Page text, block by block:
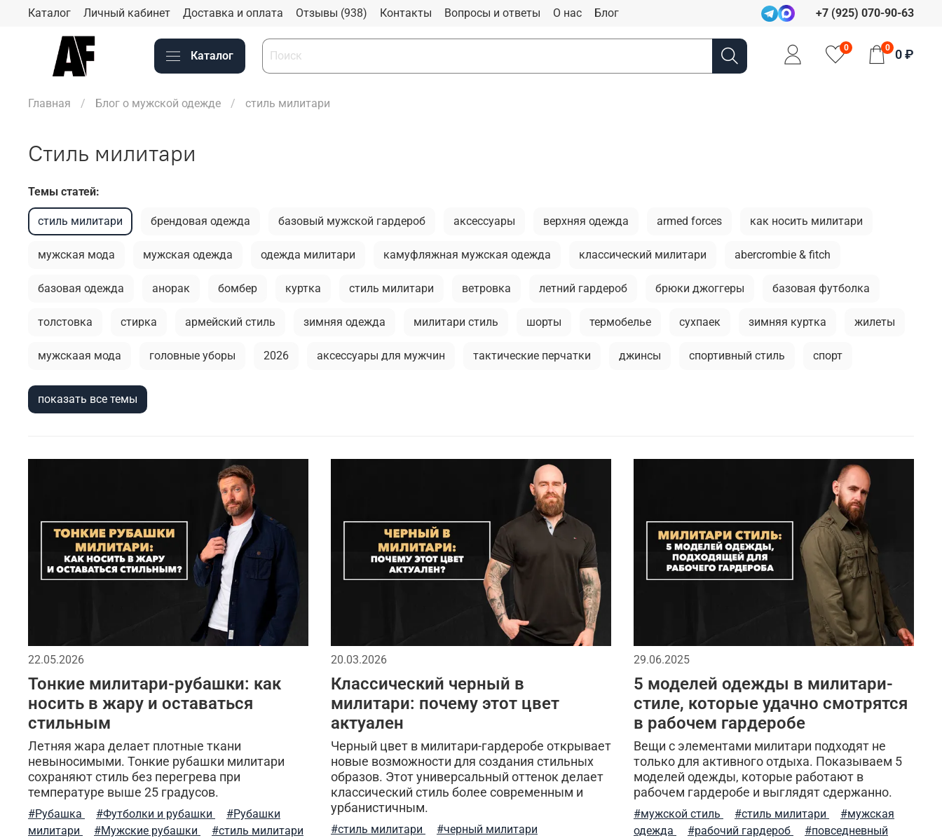
Каталог Личный кабинет Доставка и оплата Отзывы (938) Контакты Вопросы и ответы О нас Блог +7 (925) 070-90-63
Каталог
0 0 0 ₽
Главная Блог о мужской одежде стиль милитари
стиль милитари
Темы статей:
стиль милитари брендовая одежда базовый мужской гардероб аксессуары верхняя одежда armed forces как носить милитари
мужская мода мужская одежда одежда милитари камуфляжная мужская одежда классический милитари abercrombie & fitch
базовая одежда анорак бомбер куртка стиль милитари ветровка летний гардероб брюки джоггеры базовая футболка
толстовка стирка армейский стиль зимняя одежда милитари стиль шорты термобелье сухпаек зимняя куртка жилеты
мужскаая мода головные уборы 2026 аксессуары для мужчин тактические перчатки джинсы спортивный стиль спорт
кепки мужской лонгслив
кэжуал или уличный милитари универсальные футболки аляска рубашка мужские жилеты модные тренды мужские рубашки
весенние милитари образы как носить милитари в зрелом возрасте активная одежда милитари
премиальное термобелье городская мода парка демисезонная одежда мужские аксессуары спортивный милитари милитари одежда
тактический рюкзак stone island сушка зимний гардероб мужская ветровка рубашки милитари брюки-карго спортивные брюки
индивидуальный стиль мужчины куртка-бомбер мужские шорты
практичная одежда пуховые жилеты шапка-ушанка бесшовное мужское термобелье
балаклава натуральный хлопок мужская куртка
утепленные жилеты аляска куртка мужская одежда утепленная куртка флисовая одежда летний стиль спортивные куртки
комфорт стильные шорты отдых бесшовное женское термобелье осенняя мужская одежда
трикотажные брюки мужской стиль классическая шапка компрессионное термобелье трикотажные шорты мужская шапка
специализированные интернет-магазины 7.26 gear tactical series глажка белая футболка тактическая одежда весной ремень брючный
хаки камуфляжная расцветка брюки карго городской образ милитари весна 2026 материал arcteryx хлопок ветровки
показать все темы
22.05.2026
Тонкие милитари-рубашки: как
носить в жару и оставаться
стильным
Летняя жара делает плотные ткани
невыносимыми. Тонкие рубашки милитари
сохраняют стиль без перегрева при
температуре выше 25 градусов.
#Рубашка #Футболки и рубашки
#Рубашки
милитари
#Мужские рубашки #стиль милитари
20.03.2026
Классический черный в
милитари: почему этот цвет
актуален
Черный цвет в милитари-гардеробе открывает
новые возможности для создания стильных
образов. Этот универсальный оттенок делает
классический стиль более современным и
урбанистичным.
#стиль милитари #черный милитари
29.06.2025
5 моделей одежды в милитари-
стиле, которые удачно смотрятся
в рабочем гардеробе
Вещи с элементами милитари подходят не
только для активного отдыха. Показываем 5
моделей одежды, которые работают в
рабочем гардеробе и выглядят сдержанно.
#мужской стиль #стиль милитари
#мужская
одежда
#рабочий гардероб
#повседневный